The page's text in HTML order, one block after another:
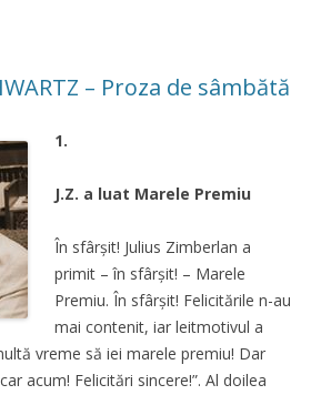
– Proza de sâmbătă
1.
J.Z. a luat Marele Premiu
În sfârşit! Julius Zimberlan a
primit – în sfârşit! – Marele
Premiu. În sfârşit! Felicitările n-au
mai contenit, iar leitmotivul a
vreme să iei marele premiu! Dar
acum! Felicitări sincere!”. Al doilea